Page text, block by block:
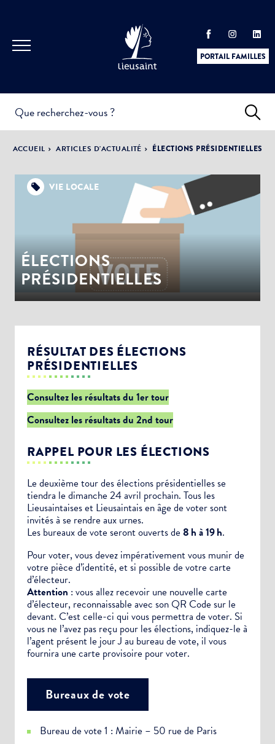
PORTAIL FAMILLES
PRATIQUES &
DÉMARCHES
ACTUALITÉS &
ÉVÈNEMENTS
LA VILLE
DÉMOCRATIE
PARTICIPATIVE
ACCUEIL ARTICLES D'ACTUALITÉ ÉLECTIONS PRÉSIDENTIELLES
VIE LOCALE
ÉLECTIONS
PRÉSIDENTIELLES
RÉSULTAT DES ÉLECTIONS
PRÉSIDENTIELLES
Consultez les résultats du 1er tour
Consultez les résultats du 2nd tour
RAPPEL POUR LES ÉLECTIONS
Le deuxième tour des élections présidentielles se
tiendra le dimanche 24 avril prochain. Tous les
Lieusaintaises et Lieusaintais en âge de voter sont
invités à se rendre aux urnes.
Les bureaux de vote seront ouverts de 8 h à 19 h.
Pour voter, vous devez impérativement vous munir de
votre pièce d’identité, et si possible de votre carte
d’électeur.
Attention : vous allez recevoir une nouvelle carte
d’électeur, reconnaissable avec son QR Code sur le
devant. C’est celle-ci qui vous permettra de voter. Si
vous ne l’avez pas reçu pour les élections, indiquez-le à
l’agent présent le jour J au bureau de vote, il vous
fournira une carte provisoire pour voter.
Bureaux de vote
Bureau de vote 1 : Mairie – 50 rue de Paris